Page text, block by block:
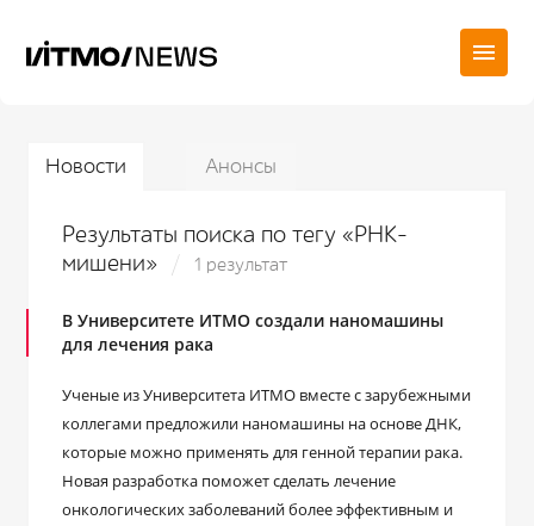
Новости Анонсы
Результаты поиска по тегу «РНК-
мишени»
1 результат
В Университете ИТМО создали наномашины
для лечения рака
Ученые из Университета ИТМО вместе с зарубежными
коллегами предложили наномашины на основе ДНК,
которые можно применять для генной терапии рака.
Новая разработка поможет сделать лечение
онкологических заболеваний более эффективным и